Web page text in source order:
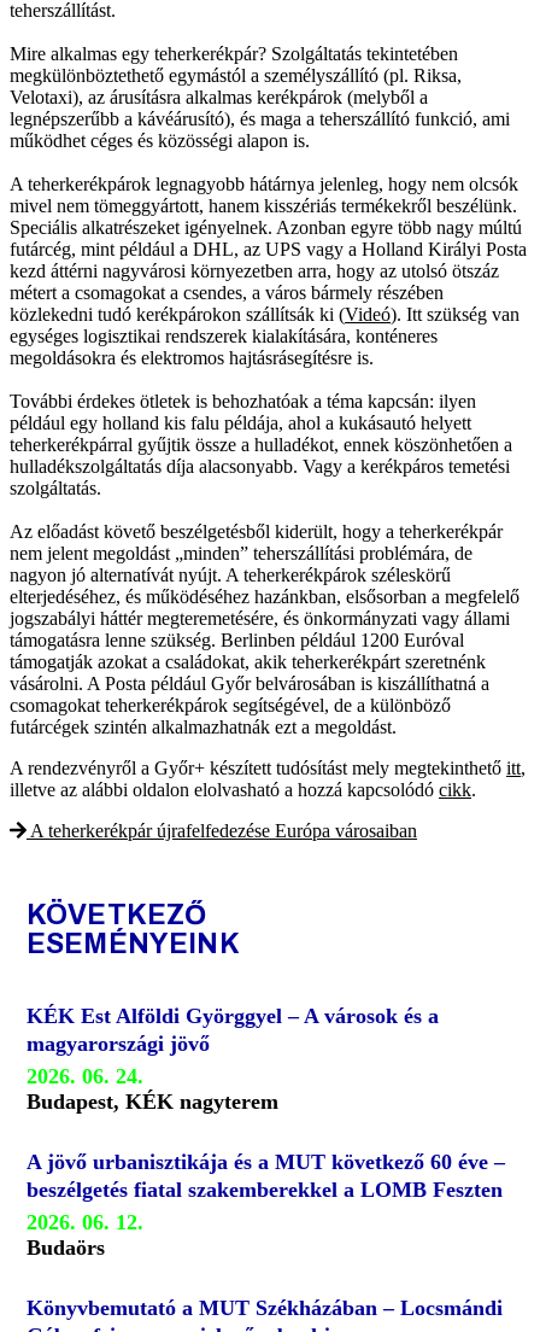
teherszállítást.
Mire alkalmas egy teherkerékpár? Szolgáltatás tekintetében
megkülönböztethető egymástól a személyszállító (pl. Riksa,
Velotaxi), az árusításra alkalmas kerékpárok (melyből a
legnépszerűbb a kávéárusító), és maga a teherszállító funkció, ami
működhet céges és közösségi alapon is.
A teherkerékpárok legnagyobb hátárnya jelenleg, hogy nem olcsók
mivel nem tömeggyártott, hanem kisszériás termékekről beszélünk.
Speciális alkatrészeket igényelnek. Azonban egyre több nagy múltú
futárcég, mint például a DHL, az UPS vagy a Holland Királyi Posta
kezd áttérni nagyvárosi környezetben arra, hogy az utolsó ötszáz
métert a csomagokat a csendes, a város bármely részében
közlekedni tudó kerékpárokon szállítsák ki (Videó). Itt szükség van
egységes logisztikai rendszerek kialakítására, konténeres
megoldásokra és elektromos hajtásrásegítésre is.
További érdekes ötletek is behozhatóak a téma kapcsán: ilyen
például egy holland kis falu példája, ahol a kukásautó helyett
teherkerékpárral gyűjtik össze a hulladékot, ennek köszönhetően a
hulladékszolgáltatás díja alacsonyabb. Vagy a kerékpáros temetési
szolgáltatás.
Az előadást követő beszélgetésből kiderült, hogy a teherkerékpár
nem jelent megoldást „minden” teherszállítási problémára, de
nagyon jó alternatívát nyújt. A teherkerékpárok széleskörű
elterjedéséhez, és működéséhez hazánkban, elsősorban a megfelelő
jogszabályi háttér megteremetésére, és önkormányzati vagy állami
támogatásra lenne szükség. Berlinben például 1200 Euróval
támogatják azokat a családokat, akik teherkerékpárt szeretnénk
vásárolni. A Posta például Győr belvárosában is kiszállíthatná a
csomagokat teherkerékpárok segítségével, de a különböző
futárcégek szintén alkalmazhatnák ezt a megoldást.
A rendezvényről a Győr+ készített tudósítást mely megtekinthető itt,
illetve az alábbi oldalon elolvasható a hozzá kapcsolódó cikk.
A teherkerékpár újrafelfedezése Európa városaiban
KÖVETKEZŐ
ESEMÉNYEINK
KÉK Est Alföldi Györggyel – A városok és a
magyarországi jövő
2026. 06. 24.
Budapest, KÉK nagyterem
A jövő urbanisztikája és a MUT következő 60 éve –
beszélgetés fiatal szakemberekkel a LOMB Feszten
2026. 06. 12.
Budaörs
Könyvbemutató a MUT Székházában – Locsmándi